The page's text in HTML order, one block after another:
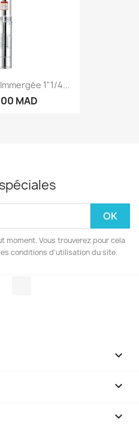
1"1/4...
MAD
moment. Vous trouverez pour cela
conditions d'utilisation du site.


